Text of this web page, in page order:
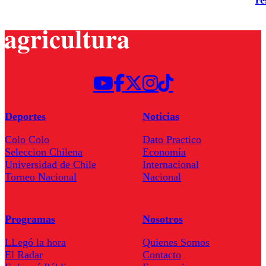
Deportes
Colo Colo
Seleccion Chilena
Universidad de Chile
Torneo Nacional
Noticias
Dato Practico
Economía
Internacional
Nacional
Programas
LLegó la hora
El Radar
Nosotros
Quienes Somos
Contacto